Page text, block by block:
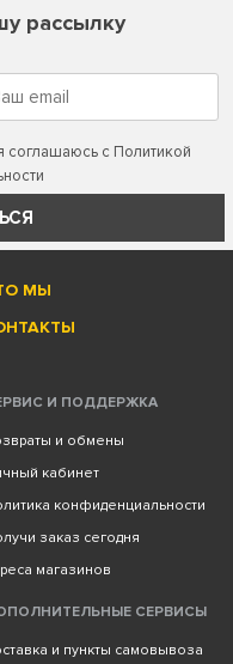
рассылку
соглашаюсь с Политикой
МЫ
И ПОДДЕРЖКА
и обмены
кабинет
конфиденциальности
заказ сегодня
магазинов
СЕРВИСЫ
и пункты самовывоза